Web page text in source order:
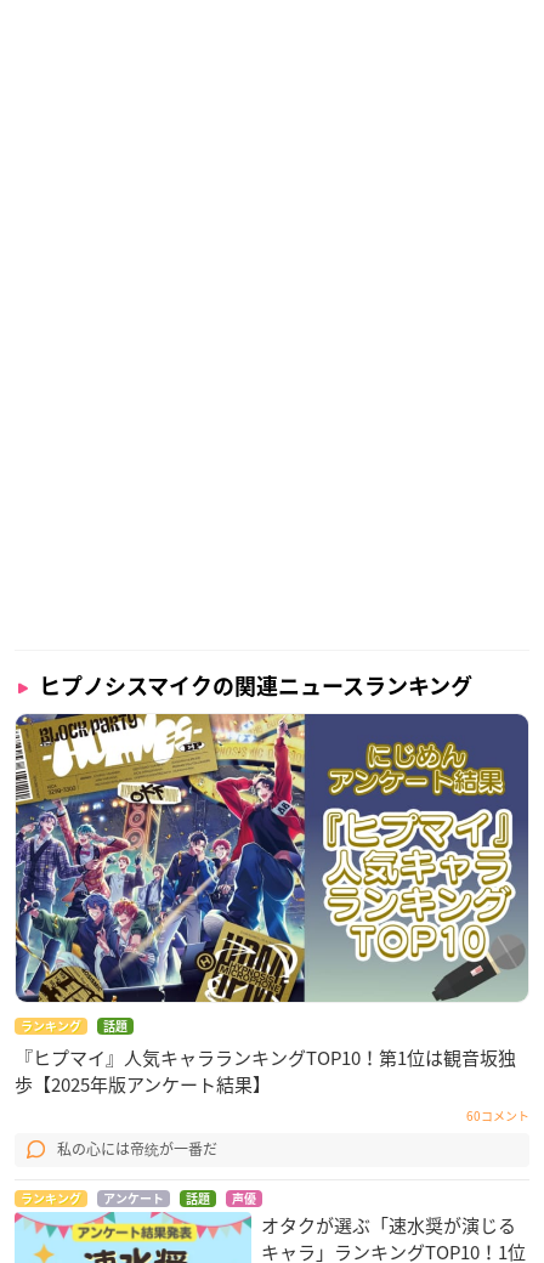
ヒプノシスマイクの関連ニュースランキング
ランキング 話題
『ヒプマイ』人気キャラランキングTOP10！第1位は観音坂独
歩【2025年版アンケート結果】
60コメント
私の心には帝统が一番だ
ランキング アンケート 話題 声優
オタクが選ぶ「速水奨が演じる
キャラ」ランキングTOP10！1位